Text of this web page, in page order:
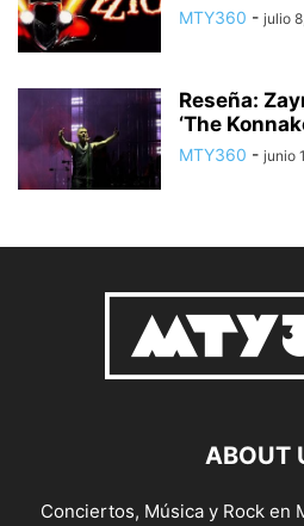
MTY360 - julio
Reseña:
‘The
MTY360 - junio
ABOUT
Conciertos, Música y Rock en